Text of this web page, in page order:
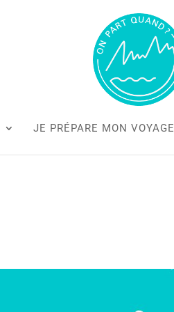
JE PRÉPARE MON VOYAGE